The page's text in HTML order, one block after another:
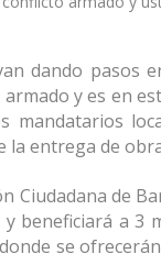
dando pasos
armado y es en
mandatarios
entrega de
Ciudadana de
beneficiará a
se